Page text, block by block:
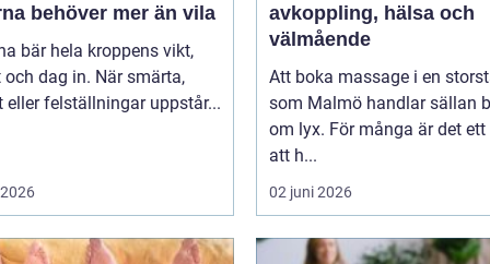
behöver mer än vila
bär hela kroppens vikt,
och dag in. När smärta,
eller felställningar uppstår...
avkoppling, hälsa och
välmående
Att boka massage i en
som Malmö handlar sällan
om lyx. För många är det
att h...
02 juni 2026